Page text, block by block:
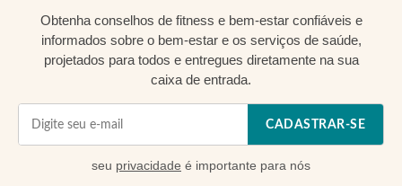
Obtenha conselhos de fitness e bem-estar confiáveis e
informados sobre o bem-estar e os serviços de saúde,
projetados para todos e entregues diretamente na sua
caixa de entrada.
CADASTRAR-SE
seu privacidade é importante para nós